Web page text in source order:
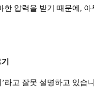
한 압력을 받기 때문에,
라고 잘못 설명하고 있